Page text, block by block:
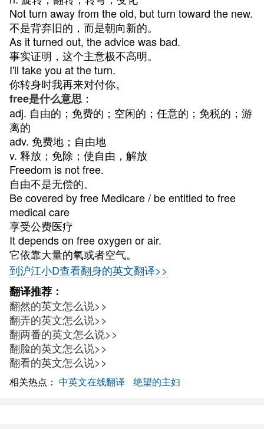
Not turn away from the old, but turn toward the new.
不是背弃旧的，而是朝向新的。
As it turned out, the advice was bad.
事实证明，这个主意极不高明。
I'll take you at the turn.
你转身时我再来对付你。
free是什么意思 ：
adj. 自由的；免费的；空闲的；任意的；免税的；游
离的
adv. 免费地；自由地
v. 释放；免除；使自由，解放
Freedom is not free.
自由不是无偿的。
Be covered by free Medicare / be entitled to free
medical care
享受公费医疗
It depends on free oxygen or air.
它依靠大量的氧或者空气。
到沪江小D查看翻身的英文翻译>>
翻译推荐：
翻然的英文怎么说>>
翻弄的英文怎么说>>
翻两番的英文怎么说>>
翻脸的英文怎么说>>
翻看的英文怎么说>>
相关热点： 中英文在线翻译 绝望的主妇